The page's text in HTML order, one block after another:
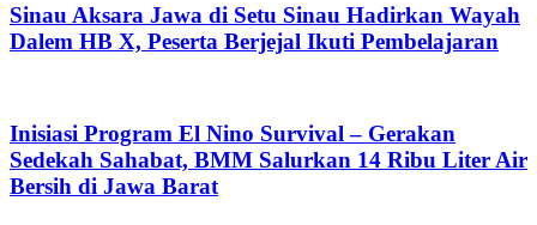
Sinau Aksara Jawa di Setu Sinau Hadirkan Wayah
Dalem HB X, Peserta Berjejal Ikuti Pembelajaran
Inisiasi Program El Nino Survival – Gerakan
Sedekah Sahabat, BMM Salurkan 14 Ribu Liter Air
Bersih di Jawa Barat